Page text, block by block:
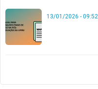
13/01/2026 - 09:52